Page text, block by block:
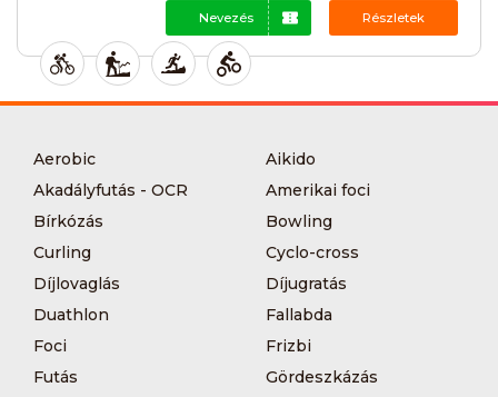
Nevezés Részletek
Aerobic
Aikido
Akadályfutás - OCR
Amerikai foci
Bírkózás
Bowling
Curling
Cyclo-cross
Díjlovaglás
Díjugratás
Duathlon
Fallabda
Foci
Frizbi
Futás
Gördeszkázás